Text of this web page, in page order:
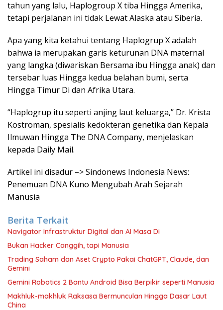
tahun yang lalu, Haplogroup X tiba Hingga Amerika,
tetapi perjalanan ini tidak Lewat Alaska atau Siberia.
Apa yang kita ketahui tentang Haplogrup X adalah
bahwa ia merupakan garis keturunan DNA maternal
yang langka (diwariskan Bersama ibu Hingga anak) dan
tersebar luas Hingga kedua belahan bumi, serta
Hingga Timur Di dan Afrika Utara.
“Haplogrup itu seperti anjing laut keluarga,” Dr. Krista
Kostroman, spesialis kedokteran genetika dan Kepala
Ilmuwan Hingga The DNA Company, menjelaskan
kepada Daily Mail.
Artikel ini disadur –> Sindonews Indonesia News:
Penemuan DNA Kuno Mengubah Arah Sejarah
Manusia
Berita Terkait
Navigator Infrastruktur Digital dan AI Masa Di
Bukan Hacker Canggih, tapi Manusia
Trading Saham dan Aset Crypto Pakai ChatGPT, Claude, dan
Gemini
Gemini Robotics 2 Bantu Android Bisa Berpikir seperti Manusia
Makhluk-makhluk Raksasa Bermunculan Hingga Dasar Laut
China